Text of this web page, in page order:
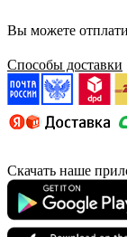
Вы можете
Способы доставки
Скачать наше